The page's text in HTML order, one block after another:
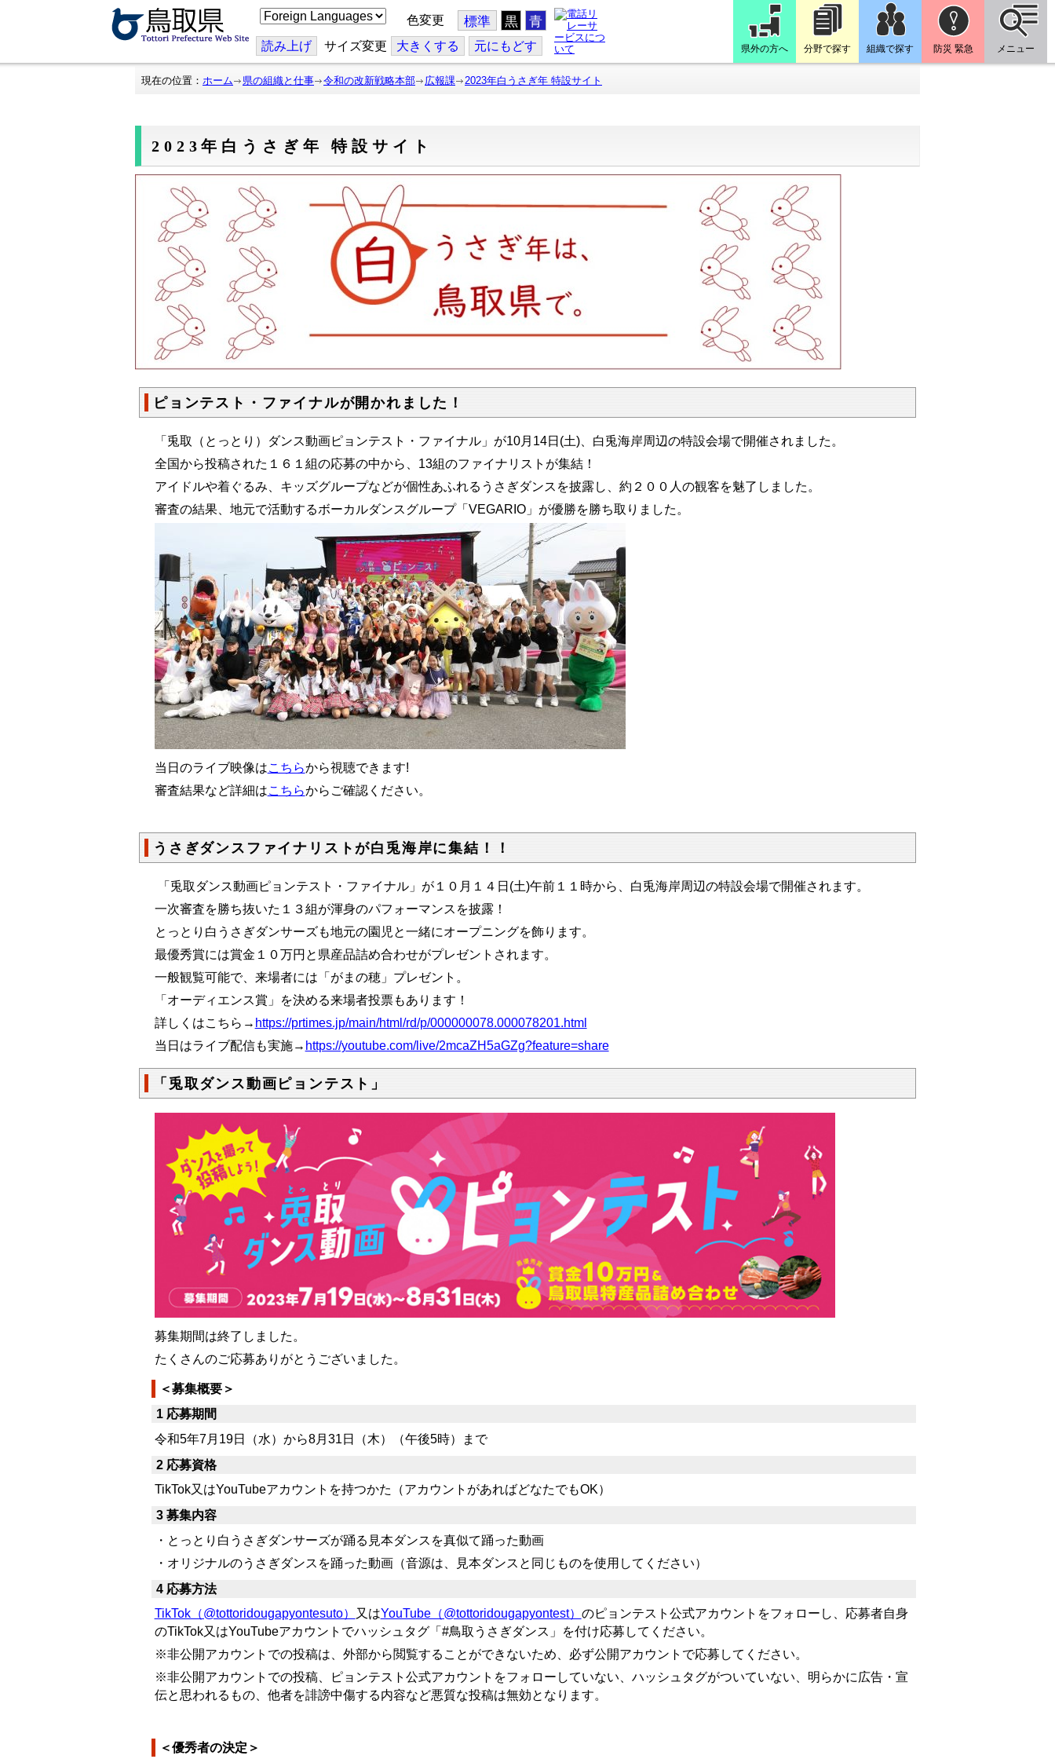
こ
の
ジ
を
翻
色変更 標準 黒 青
読み上げ サイズ変更 大きくする 元にもどす 県外の方へ 分野で探す 組織で探す 防災 緊急 メニュー
現在の位置： ホーム 県の組織と仕事 令和の改新戦略本部 広報課 2023年白うさぎ年 特設サイト
2023年白うさぎ年 特設サイト
ピョンテスト・ファイナルが開かれました！
「兎取（とっとり）ダンス動画ピョンテスト・ファイナル」が10月14日(土)、白兎海岸周辺の特設会場で開催されました。
全国から投稿された１６１組の応募の中から、13組のファイナリストが集結！
アイドルや着ぐるみ、キッズグループなどが個性あふれるうさぎダンスを披露し、約２００人の観客を魅了しました。
審査の結果、地元で活動するボーカルダンスグループ「VEGARIO」が優勝を勝ち取りました。
当日のライブ映像はこちらから視聴できます!
審査結果など詳細はこちらからご確認ください。
うさぎダンスファイナリストが白兎海岸に集結！！
「兎取ダンス動画ピョンテスト・ファイナル」が１０月１４日(土)午前１１時から、白兎海岸周辺の特設会場で開催されます。
一次審査を勝ち抜いた１３組が渾身のパフォーマンスを披露！
とっとり白うさぎダンサーズも地元の園児と一緒にオープニングを飾ります。
最優秀賞には賞金１０万円と県産品詰め合わせがプレゼントされます。
一般観覧可能で、来場者には「がまの穂」プレゼント。
「オーディエンス賞」を決める来場者投票もあります！
詳しくはこちら→ https://prtimes.jp/main/html/rd/p/000000078.000078201.html
当日はライブ配信も実施→ https://youtube.com/live/2mcaZH5aGZg?feature=share
「兎取ダンス動画ピョンテスト」
募集期間は終了しました。
たくさんのご応募ありがとうございました。
＜募集概要＞
1 応募期間
令和5年7月19日（水）から8月31日（木）（午後5時）まで
2 応募資格
TikTok又はYouTubeアカウントを持つかた（アカウントがあればどなたでもOK）
3 募集内容
・とっとり白うさぎダンサーズが踊る見本ダンスを真似て踊った動画
・オリジナルのうさぎダンスを踊った動画（音源は、見本ダンスと同じものを使用してください）
4 応募方法
TikTok（@tottoridougapyontesuto）
又はYouTube（@tottoridougapyontest） のピョンテスト公式アカウントをフォローし、応募者自身
のTikTok又はYouTubeアカウントでハッシュタグ「#鳥取うさぎダンス」を付け応募してください。
※非公開アカウントでの投稿は、外部から閲覧することができないため、必ず公開アカ ウントで応募してください。
※非公開アカウントでの投稿、ピョンテスト公式アカウントをフォローしていない、ハッシュタグがついていない、明らかに広告・宣
伝と思われるもの、他者を誹謗中傷する内容など悪質な投稿は無効となります。
＜優秀者の決定＞